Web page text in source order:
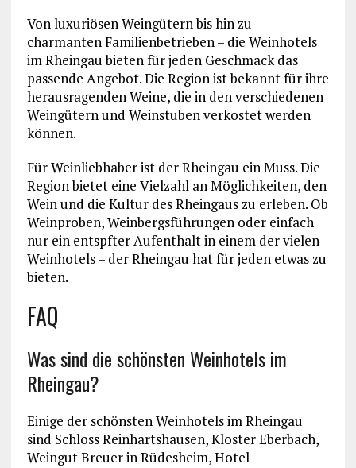
Von luxuriösen Weingütern bis hin zu
charmanten Familienbetrieben – die Weinhotels
im Rheingau bieten für jeden Geschmack das
passende Angebot. Die Region ist bekannt für ihre
herausragenden Weine, die in den verschiedenen
Weingütern und Weinstuben verkostet werden
können.
Für Weinliebhaber ist der Rheingau ein Muss. Die
Region bietet eine Vielzahl an Möglichkeiten, den
Wein und die Kultur des Rheingaus zu erleben. Ob
Weinproben, Weinbergsführungen oder einfach
nur ein entspfter Aufenthalt in einem der vielen
Weinhotels – der Rheingau hat für jeden etwas zu
bieten.
FAQ
Was sind die schönsten Weinhotels im
Rheingau?
Einige der schönsten Weinhotels im Rheingau
sind Schloss Reinhartshausen, Kloster Eberbach,
Weingut Breuer in Rüdesheim, Hotel